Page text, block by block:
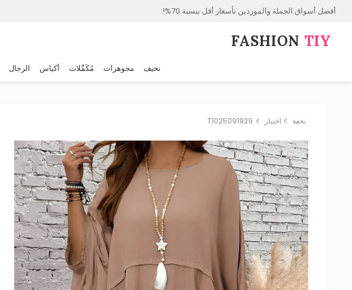
أفضل أسواق الجملة والموردين بأسعار أقل بنسبة 70%!
FASHION⁠ TIY
نحيف مجوهرات مُكَمِّلات أكياس الرجال
نحفة اختيار T1025091929